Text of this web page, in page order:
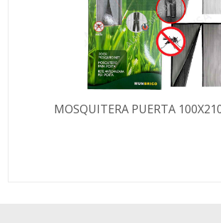
MOSQUITERA PUERTA